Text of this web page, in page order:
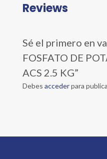
Reviews
Sé el primero en
FOSFATO DE
ACS 2.5 KG”
Debes accederpara